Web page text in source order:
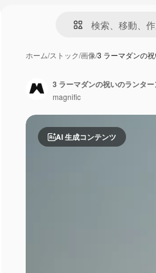
ホーム/ストック/画像/3 ラーマダンの
AI 生成コンテンツ
3 ラーマダンの祝いのランター
magnific